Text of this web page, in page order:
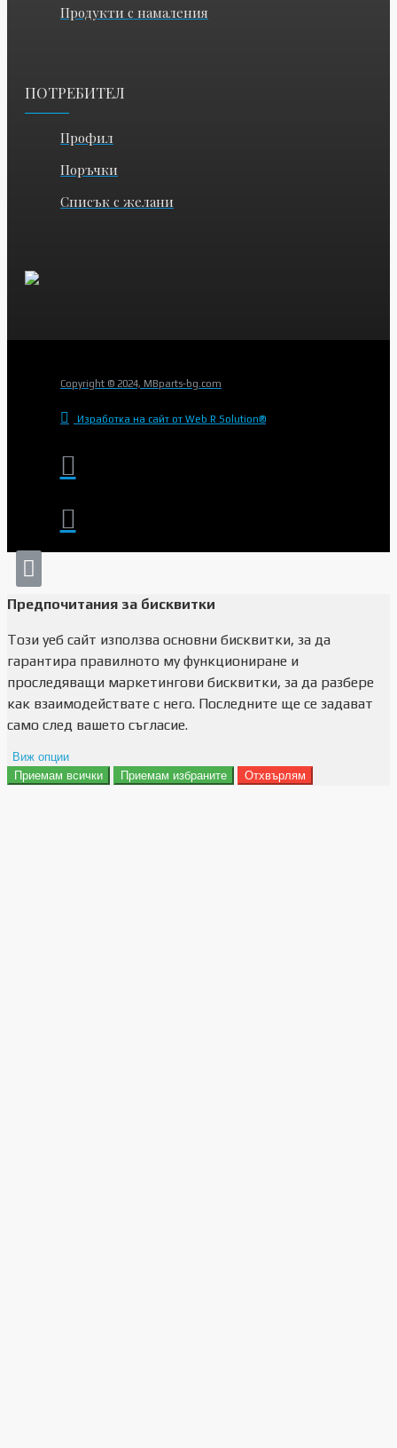
Продукти с намаления
ПОТРЕБИТЕЛ
Профил
Поръчки
Списък с желани
Copyright © 2024, MBparts-bg.com
Изработка на сайт от Web R Solution®
Предпочитания за бисквитки
Този уеб сайт използва основни бисквитки, за да
гарантира правилното му функциониране и
проследяващи маркетингови бисквитки, за да разбере
как взаимодействате с него. Последните ще се задават
само след вашето съгласие.
Виж опции
Препочитания за реклами
Приемам всички Приемам избраните Отхвърлям